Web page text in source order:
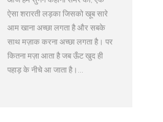
ऐसा शरारती लड़का जिसको खूब सारे
आम खाना अच्छा लगता है और सबके
साथ मज़ाक करना अच्छा लगता है। पर
कितना मज़ा आता है जब ऊँट खुद ही
पहाड़ के नीचे आ जाता है।...